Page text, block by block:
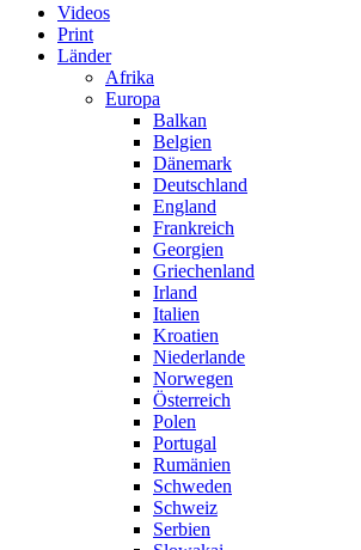
Videos
Print
Länder
Afrika
Europa
Balkan
Belgien
Dänemark
Deutschland
England
Frankreich
Georgien
Griechenland
Irland
Italien
Kroatien
Niederlande
Norwegen
Österreich
Polen
Portugal
Rumänien
Schweden
Schweiz
Serbien